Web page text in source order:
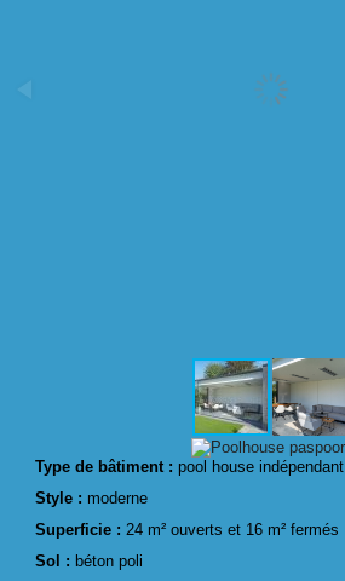
Type de bâtiment :pool house indépendant
Style : moderne
Superficie : 24 m² ouverts et 16 m² fermés
Sol : béton poli